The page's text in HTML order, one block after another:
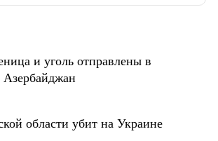
и уголь отправлены в
области убит на Украине